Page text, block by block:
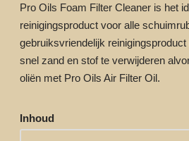
Pro Oils Foam Filter Cleaner is het
reinigingsproduct voor alle
gebruiksvriendelijk
snel zand en stofte verwijderen
oliën met Pro Oils Air Filter Oil.
Inhoud